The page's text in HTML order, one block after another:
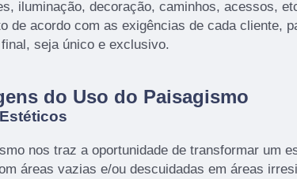
iluminação, decoração, caminhos, acessos,
de acordo com as exigências de cada cliente,
seja único e exclusivo.
do Uso do Paisagismo
nos traz a oportunidade de transformar um
áreas vazias e/ou descuidadas em áreas